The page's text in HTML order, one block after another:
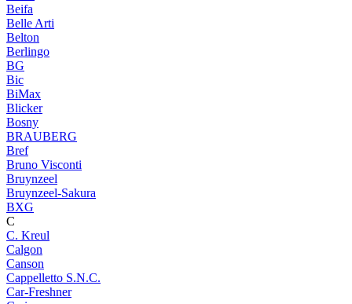
Beifa
Belle Arti
Belton
Berlingo
BG
Bic
BiMax
Blicker
Bosny
BRAUBERG
Bref
Bruno Visconti
Bruynzeel
Bruynzeel-Sakura
BXG
C
C. Kreul
Calgon
Canson
Cappelletto S.N.C.
Car-Freshner